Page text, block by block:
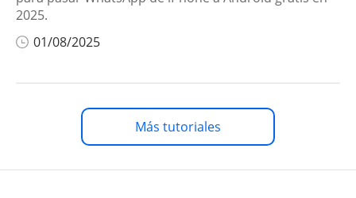
2025.
01/08/2025
Más tutoriales